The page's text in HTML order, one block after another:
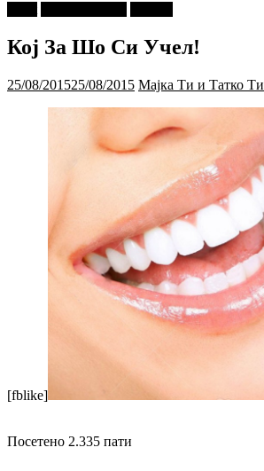
Кој За Шо Си Учел!
25/08/201525/08/2015 Мајка Ти и Татко Ти
[fblike]
Посетено 2.335 пати